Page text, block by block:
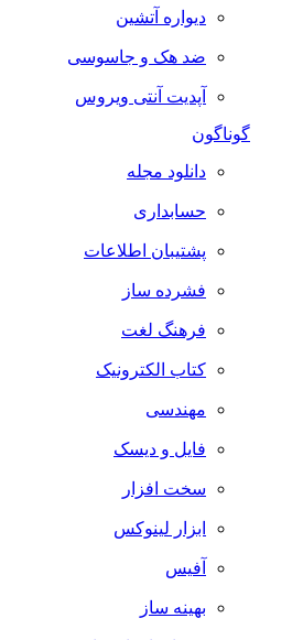
دیواره آتشین
ضد هک و جاسوسی
آپدیت آنتی ویروس
گوناگون
دانلود مجله
حسابداری
پشتیبان اطلاعات
فشرده ساز
فرهنگ لغت
کتاب الکترونیک
مهندسی
فایل و دیسک
سخت افزار
ابزار لینوکس
آفیس
بهینه ساز